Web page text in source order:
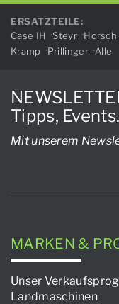
ERSATZTEILE:
Case IH
Steyr Horsch
Kramp
Prillinger Alle
Tipps,
Mit unserem
MARKEN &
Unser
Landmaschinen